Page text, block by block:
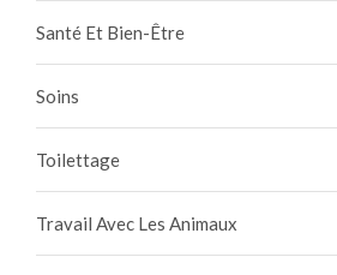
Santé Et Bien-Être
Soins
Toilettage
Travail Avec Les Animaux